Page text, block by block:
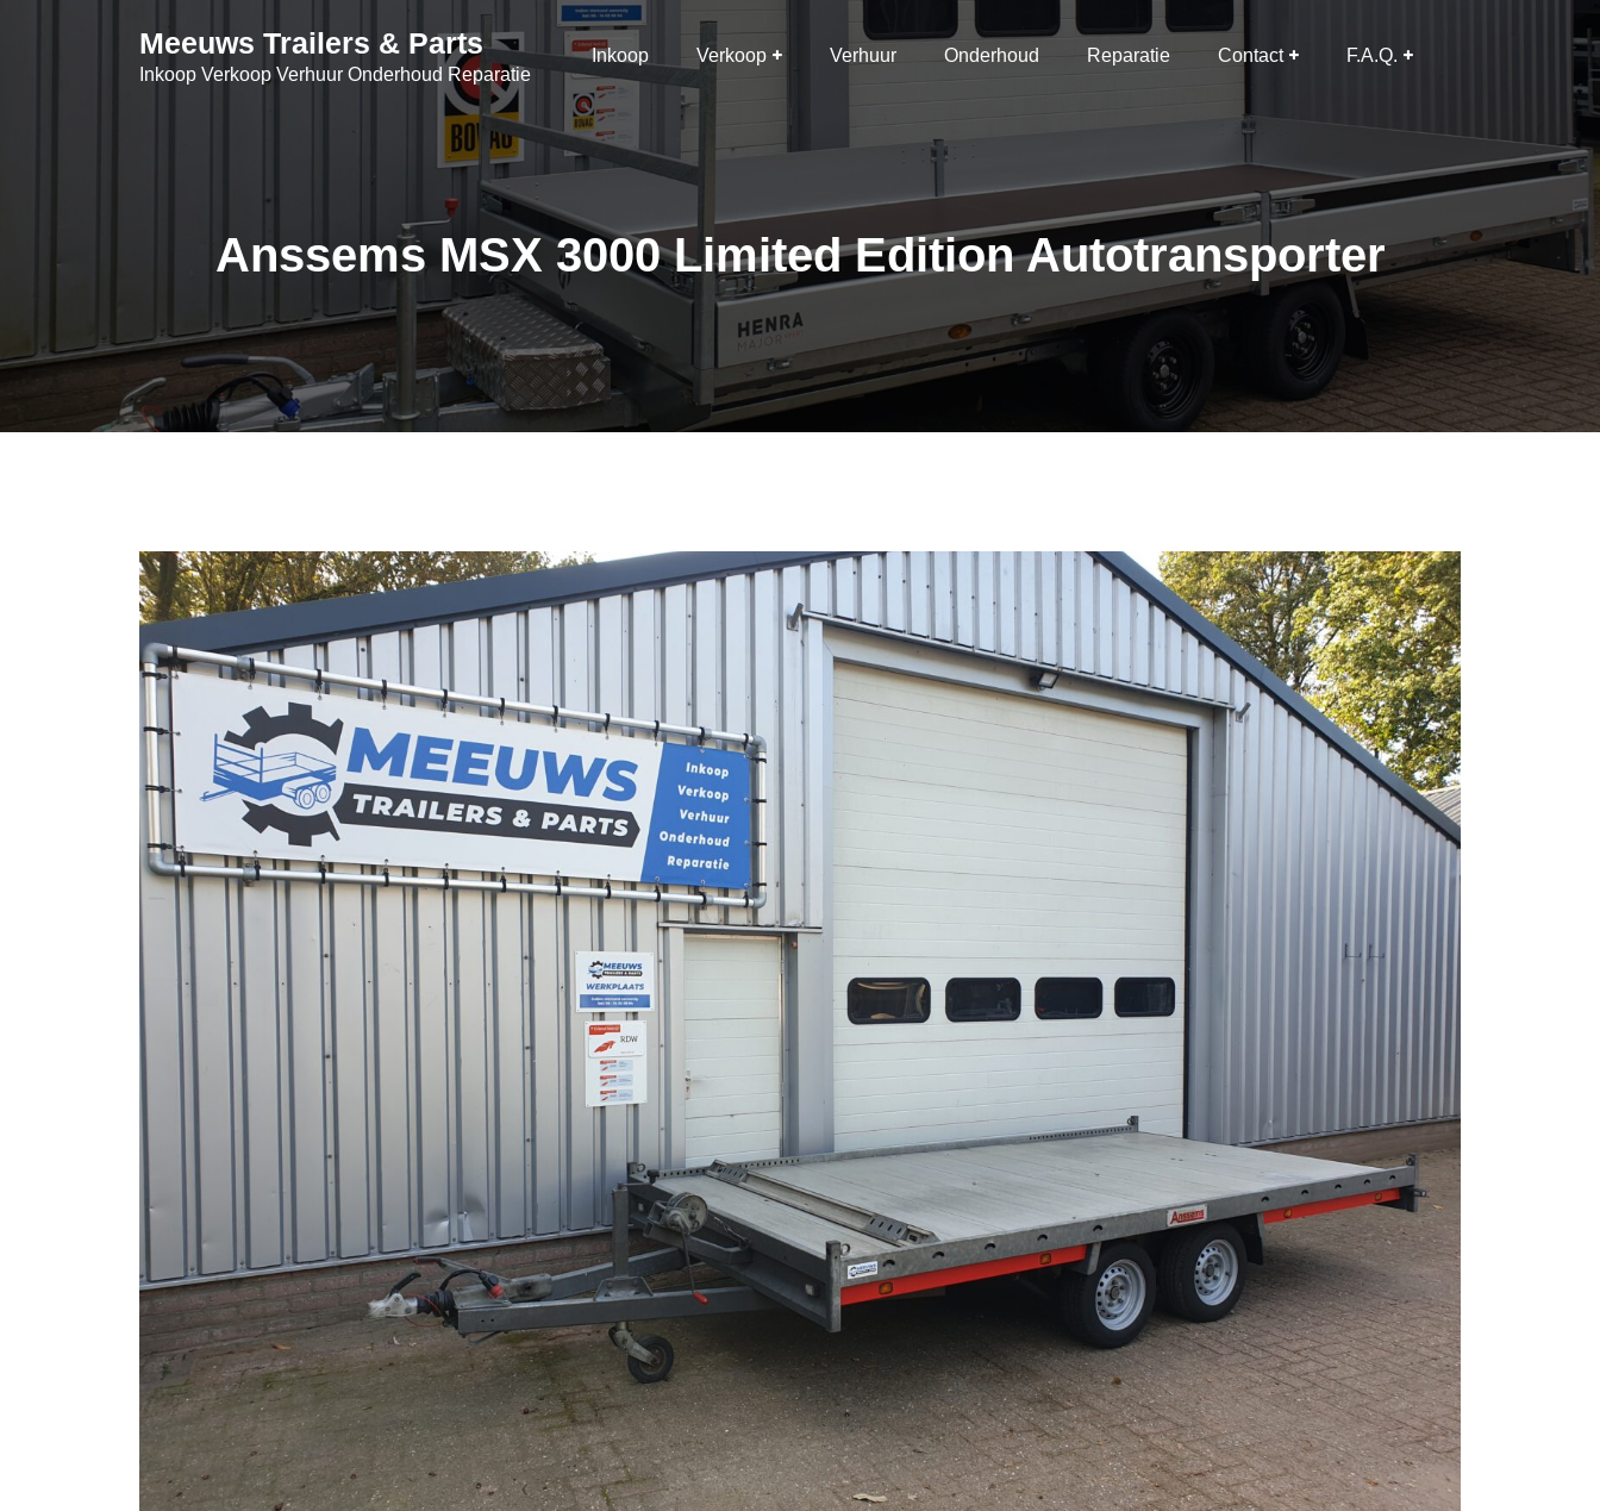
Meeuws Trailers & Parts
Inkoop Verkoop Verhuur Onderhoud Reparatie
Inkoop Verkoop Verhuur Onderhoud Reparatie Contact F.A.Q.
Anssems MSX 3000 Limited Edition Autotransporter